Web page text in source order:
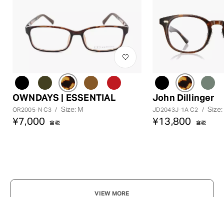
OWNDAYS | ESSENTIAL
OR2005-N C3 / Size: M
¥7,000 含税
John Dillinger
JD2043J-1A C2 / Size:
¥13,800 含税
VIEW MORE